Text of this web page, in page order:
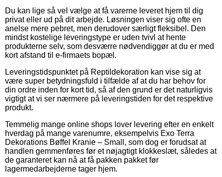
Du kan lige så vel vælge at få varerne leveret hjem til dig
privat eller ud på dit arbejde. Løsningen viser sig ofte en
anelse mere pebret, men derudover særligt fleksibel. Den
mindst kostelige leveringstype er uden tvivl at hente
produkterne selv, som desværre nødvendiggør at du er med
kort afstand til e-firmaets bopæl.
Leveringstidspunktet på Reptildekoration kan vise sig at
være super betydningsfuld i tilfælde af at du har behov for
din ordre inden for kort tid, så af den grund er det naturligvis
vigtigt at vi ser nærmere på leveringstiden for det respektive
produkt.
Temmelig mange online shops lover levering efter en enkelt
hverdag på mange varenumre, eksempelvis Exo Terra
Dekorations Bøffel Kranie – Small, som dog er forudsat at
handlen gemmenføres før et nøjagtigt klokkeslæt, således at
de garanteret kan nå at få pakken pakket før
lagermedarbejderne tager hjem.